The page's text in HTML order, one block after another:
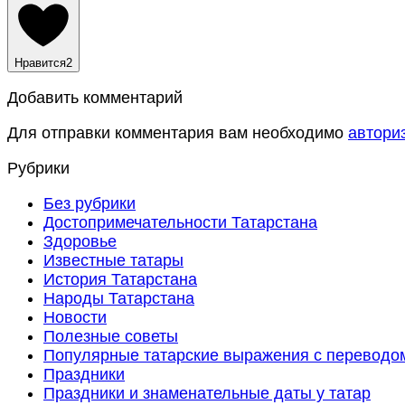
Нравится2
Добавить комментарий
Для отправки комментария вам необходимо
Рубрики
Без рубрики
Достопримечательности Татарстана
Здоровье
Известные татары
История Татарстана
Народы Татарстана
Новости
Полезные советы
Популярные татарские выражения с
Праздники
Праздники и знаменательные даты у татар